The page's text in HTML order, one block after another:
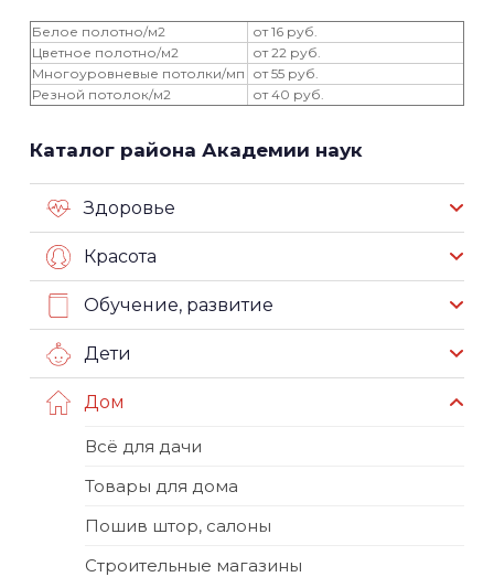
Белое полотно/м2
от 16 руб.
Цветное полотно/м2
от 22 руб.
Многоуровневые потолки/мп от 55 руб.
Резной потолок/м2
от 40 руб.
Каталог района Академии наук
Здоровье
Красота
Обучение, развитие
Дети
Дом
Всё для дачи
Товары для дома
Пошив штор, салоны
Строительные магазины